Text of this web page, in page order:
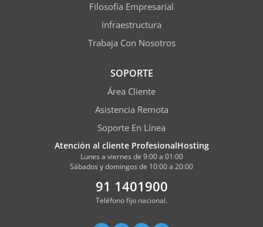
Filosofía Empresarial
Infraestructura
Trabaja Con Nosotros
SOPORTE
Área Cliente
Asistencia Remota
Soporte En Línea
Atención al cliente ProfesionalHosting
Lunes a viernes de 9:00 a 01:00
Sábados y domingos de 10:00 a 20:00
91 1401900
Teléfono fijo nacional.